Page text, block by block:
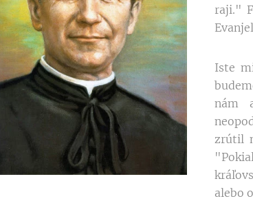
raji."
Iste
nám
zrútil
alebo